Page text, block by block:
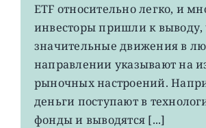
говорят
потоки
средств
на
рынке
ETF
ETF относительно легко, и
инвесторы пришли к выводу,
значительные движения в
направлении указывают на
рыночных настроений.
деньги поступают в
фонды и выводятся [...]